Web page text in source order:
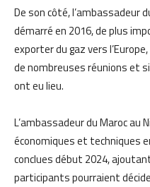
De son côté, l’ambassadeur
démarré en 2016, de plus
exporter du gaz vers
de nombreuses réunions et
ont eu lieu.
L’ambassadeur du Maroc au
économiques et techniques
conclues début 2024,
participants pourraient